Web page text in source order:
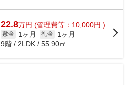
22.8万円 (管理費等：10,000円 )
敷金 1ヶ月 礼金
1ヶ月
9階 / 2LDK / 55.90㎡